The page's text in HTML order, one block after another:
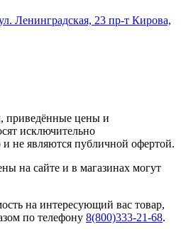
Ленинградская, 23 пр-т Кирова,
приведённые цены и
исключительно
и не являются публичной офертой.
на сайте и в магазинах могут
на интересующий вас товар,
по телефону 8(800)333-21-68.